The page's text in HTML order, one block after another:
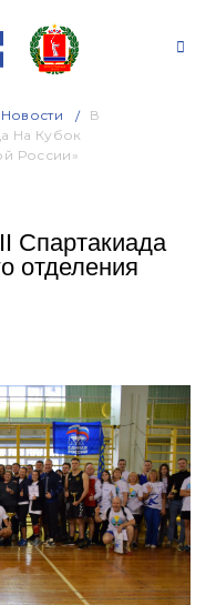
Новости
В
На Кубок
России»
Спартакиада
отделения